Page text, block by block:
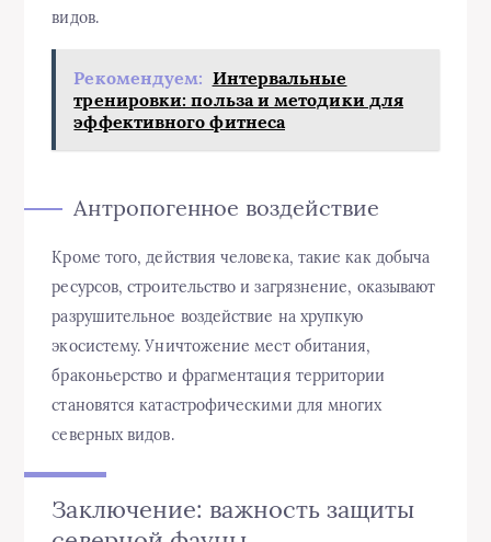
видов.
Рекомендуем: Интервальные
тренировки: польза и методики для
эффективного фитнеса
Антропогенное воздействие
Кроме того, действия человека, такие как добыча
ресурсов, строительство и загрязнение, оказывают
разрушительное воздействие на хрупкую
экосистему. Уничтожение мест обитания,
браконьерство и фрагментация территории
становятся катастрофическими для многих
северных видов.
Заключение: важность защиты